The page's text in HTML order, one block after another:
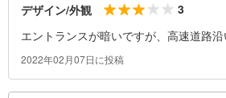
デザイン/外観
3
エントランスが暗いですが、高速道路
です。
2022年02月07日に投稿